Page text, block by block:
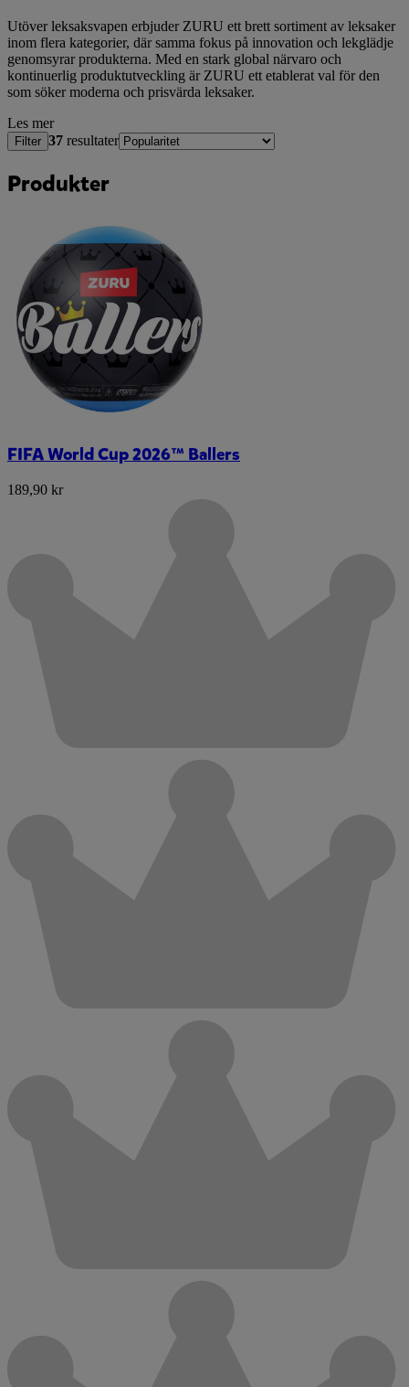
Utöver leksaksvapen erbjuder ZURU ett brett sortiment av leksaker
inom flera kategorier, där samma fokus på innovation och lekglädje
genomsyrar produkterna. Med en stark global närvaro och
kontinuerlig produktutveckling är ZURU ett etablerat val för den
som söker moderna och prisvärda leksaker.
Les mer
Filter 37 resultater
Produkter
FIFA World Cup 2026™ Ballers
189,90 kr